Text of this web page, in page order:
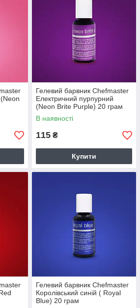
Гелевий барвник Chefmaster
Електричний пурпурний
(Neon Brite Purple) 20 грам
В наявності
115 ₴
Купити
Гелевий барвник Chefmaster
Королівський синій ( Royal
Blue) 20 грам